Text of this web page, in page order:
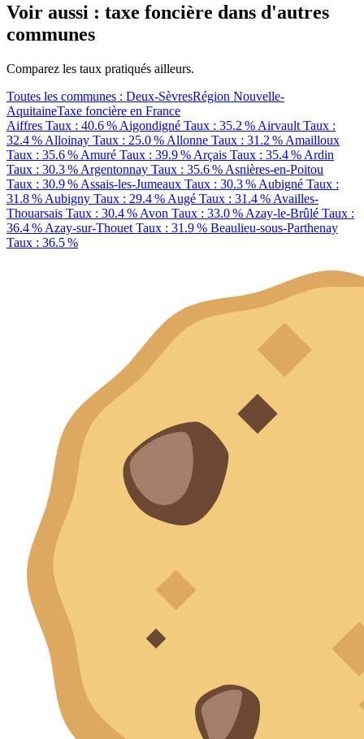
Voir aussi : taxe foncière dans d'autres
communes
Comparez les taux pratiqués ailleurs.
Toutes les communes : Deux-SèvresRégion Nouvelle-
AquitaineTaxe foncière en France
Aiffres Taux : 40.6 % Aigondigné Taux : 35.2 % Airvault Taux :
32.4 % Alloinay Taux : 25.0 % Allonne Taux : 31.2 % Amailloux
Taux : 35.6 % Amuré Taux : 39.9 % Arçais Taux : 35.4 % Ardin
Taux : 30.3 % Argentonnay Taux : 35.6 % Asnières-en-Poitou
Taux : 30.9 % Assais-les-Jumeaux Taux : 30.3 % Aubigné Taux :
31.8 % Aubigny Taux : 29.4 % Augé Taux : 31.4 % Availles-
Thouarsais Taux : 30.4 % Avon Taux : 33.0 % Azay-le-Brûlé Taux :
36.4 % Azay-sur-Thouet Taux : 31.9 % Beaulieu-sous-Parthenay
Taux : 36.5 %